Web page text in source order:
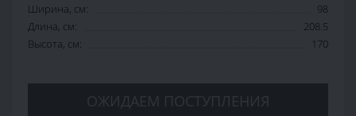
Ширина, см:
98
Длина, см:
208.5
Высота, см:
170
ОЖИДАЕМ ПОСТУПЛЕНИЯ